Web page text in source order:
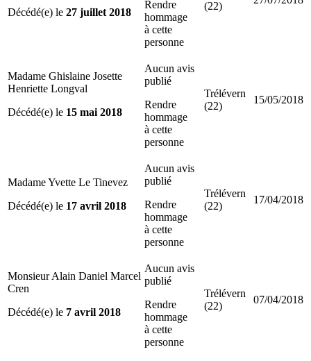
Décédé(e) le 27 juillet 2018
Rendre
hommage
à cette
personne
(22)
Madame Ghislaine Josette
Henriette Longval
Décédé(e) le 15 mai 2018
Aucun avis
publié
Rendre
hommage
à cette
personne
Trélévern
(22)
15/05/2018
Madame Yvette Le Tinevez
Décédé(e) le 17 avril 2018
Aucun avis
publié
Rendre
hommage
à cette
personne
Trélévern
(22)
17/04/2018
Monsieur Alain Daniel Marcel
Cren
Décédé(e) le 7 avril 2018
Aucun avis
publié
Rendre
hommage
à cette
personne
Trélévern
(22)
07/04/2018